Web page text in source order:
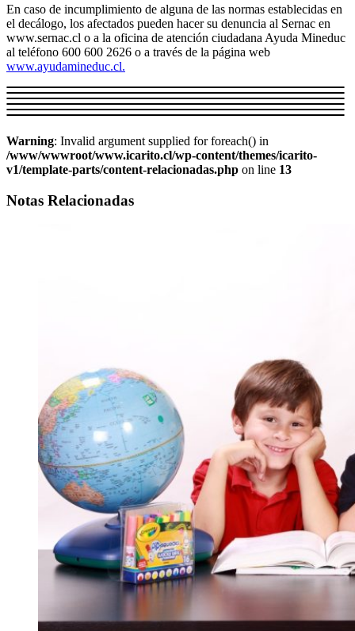
En caso de incumplimiento de alguna de las normas establecidas en
el decálogo, los afectados pueden hacer su denuncia al Sernac en
www.sernac.cl o a la oficina de atención ciudadana Ayuda Mineduc
al teléfono 600 600 2626 o a través de la página web
www.ayudamineduc.cl.
Warning: Invalid argument supplied for foreach() in
/www/wwwroot/www.icarito.cl/wp-content/themes/icarito-
v1/template-parts/content-relacionadas.php on line 13
Notas Relacionadas